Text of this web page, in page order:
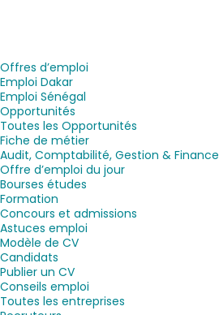
Offres d’emploi
Emploi Dakar
Emploi Sénégal
Opportunités
Toutes les Opportunités
Fiche de métier
Audit, Comptabilité, Gestion & Finance
Offre d’emploi du jour
Bourses études
Formation
Concours et admissions
Astuces emploi
Modèle de CV
Candidats
Publier un CV
Conseils emploi
Toutes les entreprises